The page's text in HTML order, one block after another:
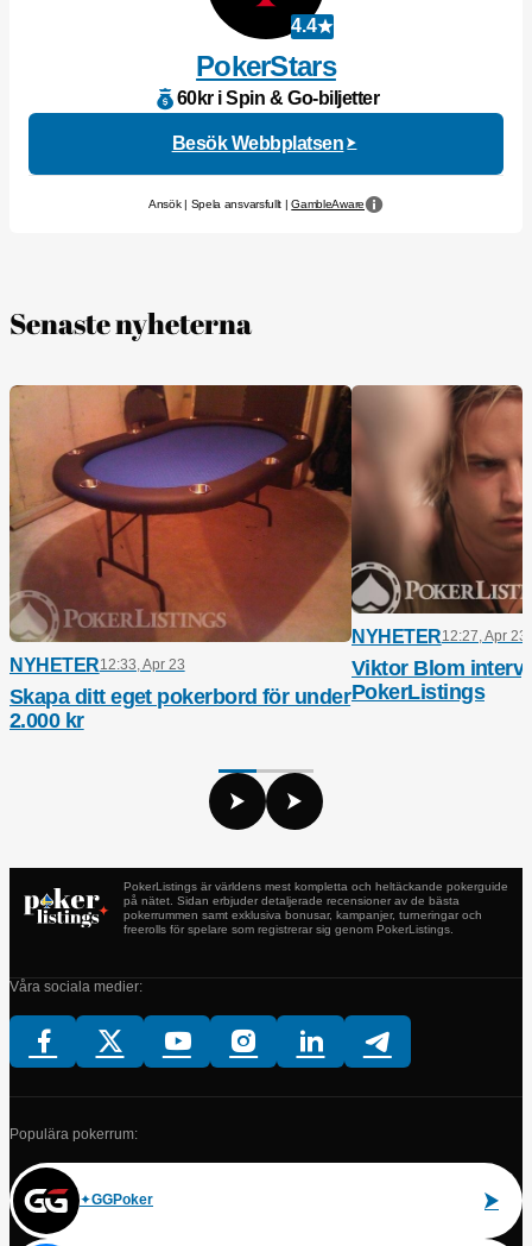
4.4
PokerStars
60kr i Spin & Go-biljetter
Besök Webbplatsen
Ansök | Spela ansvarsfullt |GambleAware
Senaste nyheterna
NYHETER12:33, Apr 23
Skapa ditt eget pokerbord för under
2.000 kr
NYHETER12:27, Apr 23
Viktor Blom
PokerListings
PokerListings är världens mest kompletta och heltäckande pokerguide
på nätet. Sidan erbjuder detaljerade recensioner av de bästa
pokerrummen samt exklusiva bonusar, kampanjer, turneringar och
freerolls för spelare som registrerar sig genom PokerListings.
Våra sociala medier:
Populära pokerrum:
GGPoker